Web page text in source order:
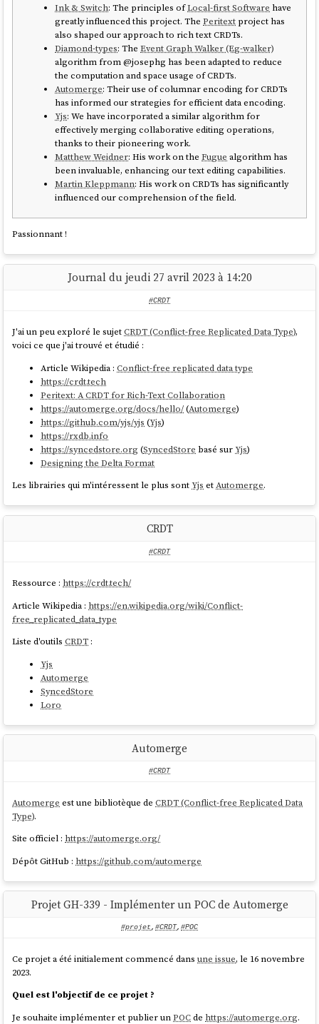
Ink & Switch: The principles ofLocal-first Software have
greatly influenced this project. ThePeritext project has
also shaped our approach to rich text CRDTs.
Diamond-types: TheEvent Graph Walker (Eg-walker)
algorithm from @josephg has been adapted to reduce
the computation and space usage of CRDTs.
Automerge: Their use of columnar encoding for CRDTs
has informed our strategies for efficient data encoding.
Yjs: We have incorporated a similar algorithm for
effectively merging collaborative editing operations,
thanks to their pioneering work.
Matthew Weidner: His work on theFugue algorithm has
been invaluable, enhancing our text editing capabilities.
Martin Kleppmann: His work on CRDTs has significantly
influenced our comprehension of the field.
Passionnant !
Journal du jeudi 27 avril 2023 à 14:20
#CRDT
J'ai un peu exploré le sujetCRDT (Conflict-free Replicated Data Type),
voici ce que j'ai trouvé et étudié :
Article Wikipedia :Conflict-free replicated data type
https://crdt.tech
Peritext: A CRDT for Rich-Text Collaboration
https://automerge.org/docs/hello/(Automerge)
https://github.com/yjs/yjs (Yjs)
https://rxdb.info
https://syncedstore.org (SyncedStore basé surYjs)
Designing the Delta Format
Les librairies qui m'intéressent le plus sontYjs etAutomerge.
CRDT
#CRDT
Ressource : https://crdt.tech/
Article Wikipedia : https://en.wikipedia.org/wiki/Conflict-
free_replicated_data_type
Liste d'outilsCRDT :
Yjs
Automerge
SyncedStore
Loro
Automerge
#CRDT
Automerge est une bibliotèque deCRDT (Conflict-free Replicated Data
Type).
Site officiel : https://automerge.org/
Dépôt GitHub : https://github.com/automerge
Projet GH-339 - Implémenter un POC de Automerge
#projet, #CRDT, #POC
Ce projet a été initialement commencé dansune issue, le 16 novembre
2023.
Quel est l'objectif de ce projet ?
Je souhaite implémenter et publier unPOCde https://automerge.org.